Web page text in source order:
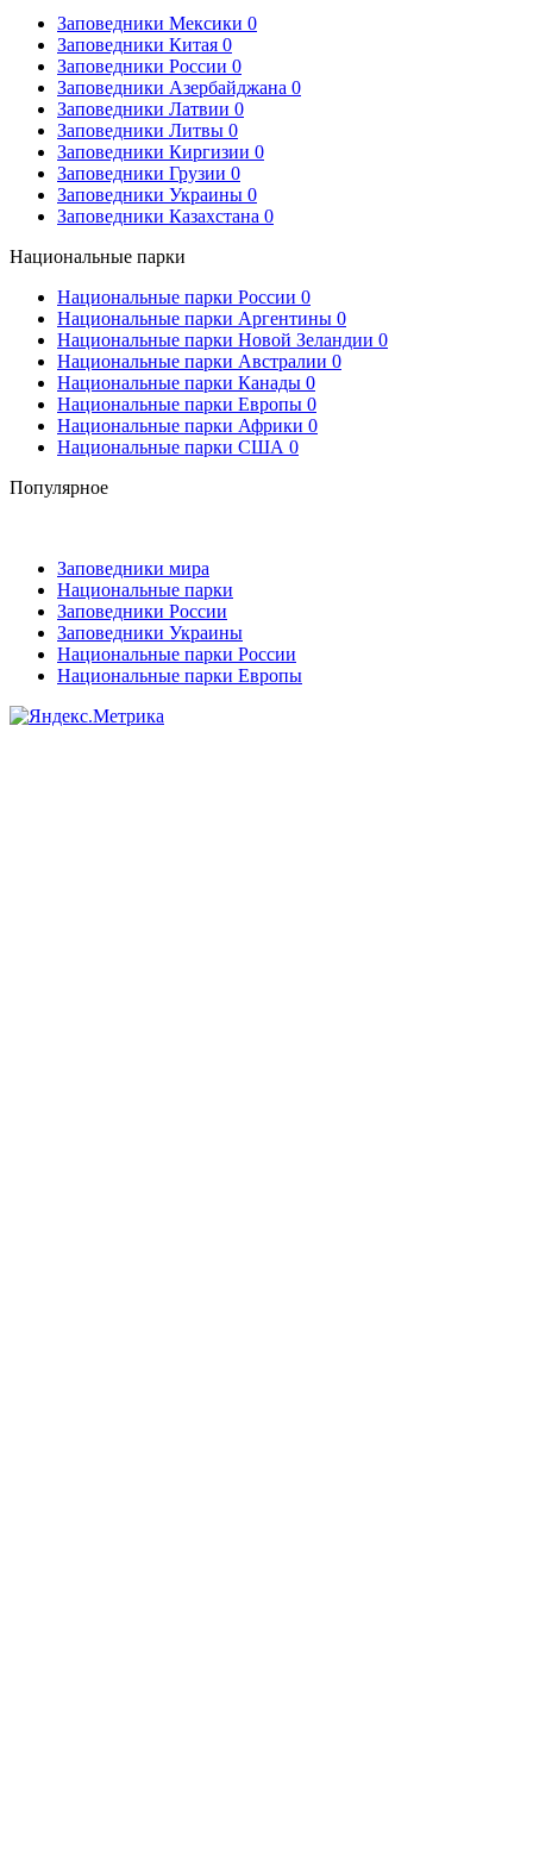
Заповедники Мексики 0
Заповедники Китая 0
Заповедники России 0
Заповедники Азербайджана 0
Заповедники Латвии 0
Заповедники Литвы 0
Заповедники Киргизии 0
Заповедники Грузии 0
Заповедники Украины 0
Заповедники Казахстана 0
Национальные парки
Национальные парки России 0
Национальные парки Аргентины 0
Национальные парки Новой Зеландии 0
Национальные парки Австралии 0
Национальные парки Канады 0
Национальные парки Европы 0
Национальные парки Африки 0
Национальные парки США 0
Популярное
Заповедники мира
Национальные парки
Заповедники России
Заповедники Украины
Национальные парки России
Национальные парки Европы